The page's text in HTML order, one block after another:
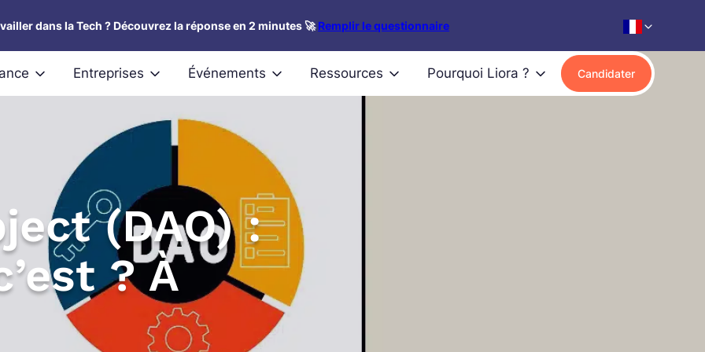
dans la Tech ? Découvrez la réponse en 2 minutes 🚀Remplir le questionnaire
Entreprises Événements Ressources Pourquoi Liora ? Candidater
(DAO) :
? À